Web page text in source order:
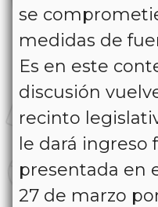
se
medidas de
Es en este
discusión
recinto
le dará ingreso
presentada en
27 de marzo